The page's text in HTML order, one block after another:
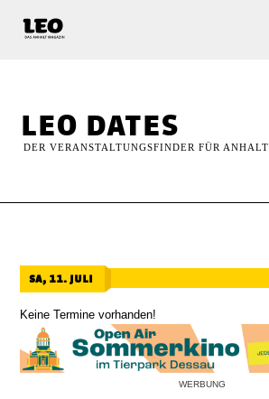
leo dates
DER VERANSTALTUNGSFINDER FÜR ANHALT
sa, 11. juli
Keine Termine vorhanden!
WERBUNG